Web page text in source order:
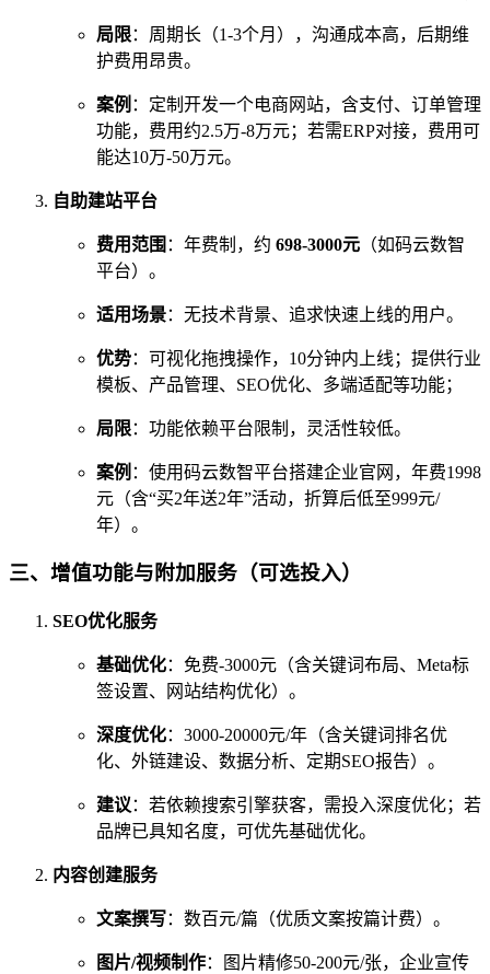
局限：周期长（1-3个月），沟通成本高，后期维
护费用昂贵。
案例 ：定制开发一个电商网站，含支付、订单管理
功能，费用约2.5万-8万元；若需ERP对接，费用可
能达10万-50万元。
自助建站平台
费用范围 ：年费制，约 698-3000元 （如码云数智
平台）。
适用场景：无技术背景、追求快速上线的用户。
优势：可视化拖拽操作，10分钟内上线；提供行业
模板、产品管理、SEO优化、多端适配等功能；
局限：功能依赖平台限制，灵活性较低。
案例 ：使用码云数智平台搭建企业官网，年费1998
元（含“买2年送2年”活动，折算后低至999元/
年）。
三、增值功能与附加服务（可选投入）
SEO优化服务
基础优化：免费-3000元（含关键词布局、Meta标
签设置、网站结构优化）。
深度优化：3000-20000元/年（含关键词排名优
化、外链建设、数据分析、定期SEO报告）。
建议 ：若依赖搜索引擎获客，需投入深度优化；若
品牌已具知名度，可优先基础优化。
内容创建服务
文案撰写：数百元/篇（优质文案按篇计费）。
图片/视频制作：图片精修50-200元/张，企业宣传